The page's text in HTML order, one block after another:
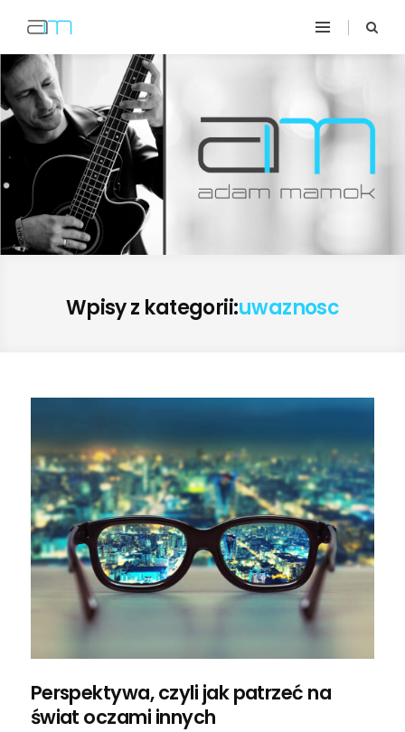
Wpisy z kategorii:uwaznosc
Perspektywa, czyli jak patrzeć na
świat oczami innych